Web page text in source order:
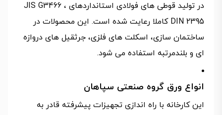
در تولید قوطی های فولادی استانداردهای JIS G3466 ،
DIN 2395 کاملا رعایت شده است. این محصولات در
ساختمان سازی، اسکلت های فلزی، جرثقیل های دروازه
ای و بلندمرتبه استفاده می شود.
انواع ورق گروه صنعتی سپاهان
این کارخانه با راه اندازی تجهیزات پیشرفته قادر به